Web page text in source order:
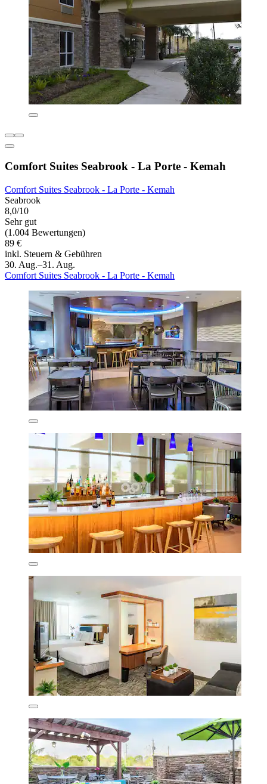
Comfort Suites Seabrook - La Porte - Kemah
Comfort Suites Seabrook - La Porte - Kemah
Seabrook
8,0/10
Sehr gut
(1.004 Bewertungen)
89 €
inkl. Steuern & Gebühren
30. Aug.–31. Aug.
Comfort Suites Seabrook - La Porte - Kemah